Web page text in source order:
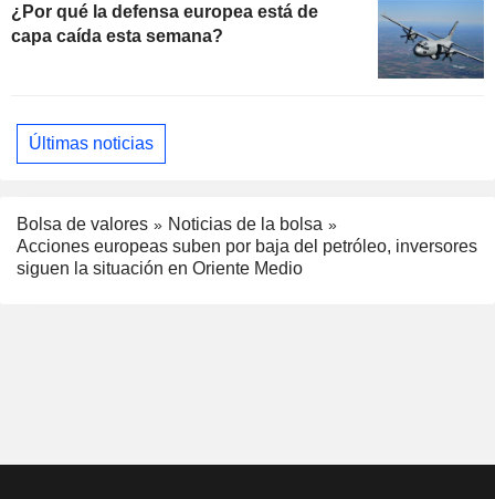
¿Por qué la defensa europea está de
capa caída esta semana?
Últimas noticias
Bolsa de valores
Noticias de la bolsa
Acciones europeas suben por baja del petróleo, inversores
siguen la situación en Oriente Medio